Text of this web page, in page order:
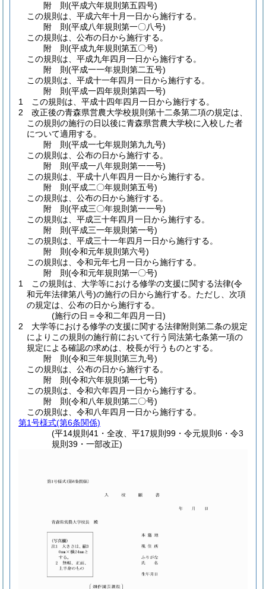
附 則(平成六年規則第五四号)
この規則は、平成六年十月一日から施行する。
附 則(平成八年規則第一〇八号)
この規則は、公布の日から施行する。
附 則(平成九年規則第五〇号)
この規則は、平成九年四月一日から施行する。
附 則(平成一一年規則第二五号)
この規則は、平成十一年四月一日から施行する。
附 則(平成一四年規則第四一号)
1
この規則は、平成十四年四月一日から施行する。
2
改正後の青森県営農大学校規則第十二条第二項の規定は、
この規則の施行の日以後に青森県営農大学校に入校した者
について適用する。
附 則(平成一七年規則第九九号)
この規則は、公布の日から施行する。
附 則(平成一八年規則第一一号)
この規則は、平成十八年四月一日から施行する。
附 則(平成二〇年規則第五号)
この規則は、公布の日から施行する。
附 則(平成三〇年規則第一一号)
この規則は、平成三十年四月一日から施行する。
附 則(平成三一年規則第一号)
この規則は、平成三十一年四月一日から施行する。
附 則(令和元年規則第六号)
この規則は、令和元年七月一日から施行する。
附 則(令和元年規則第一〇号)
1
この規則は、大学等における修学の支援に関する法律(令
和元年法律第八号)の施行の日から施行する。 ただし、次項
の規定は、公布の日から施行する。
(施行の日＝令和二年四月一日)
2
大学等における修学の支援に関する法律附則第二条の規定
によりこの規則の施行前において行う同法第七条第一項の
規定による確認の求めは、校長が行うものとする。
附 則(令和三年規則第三九号)
この規則は、公布の日から施行する。
附 則(令和六年規則第一七号)
この規則は、令和六年四月一日から施行する。
附 則(令和八年規則第二〇号)
この規則は、令和八年四月一日から施行する。
第1号様式(第6条関係)
(平14規則41・全改、平17規則99・令元規則6・令3
規則39・一部改正)